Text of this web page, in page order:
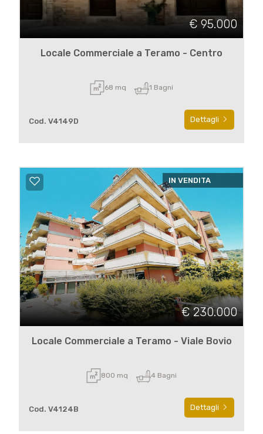
€ 95.000
Locale Commerciale a Teramo - Centro
68 mq 1 Bagni
Cod. V4149D Dettagli
IN VENDITA
€ 230.000
Locale Commerciale a Teramo - Viale Bovio
800 mq 4 Bagni
Cod. V4124B Dettagli